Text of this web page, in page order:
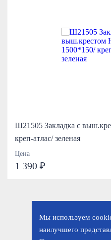
Ш21505 Закладка с
креп-атлас/ зеленая
Цена
1 390 ₽
Мы используем
наилучшего